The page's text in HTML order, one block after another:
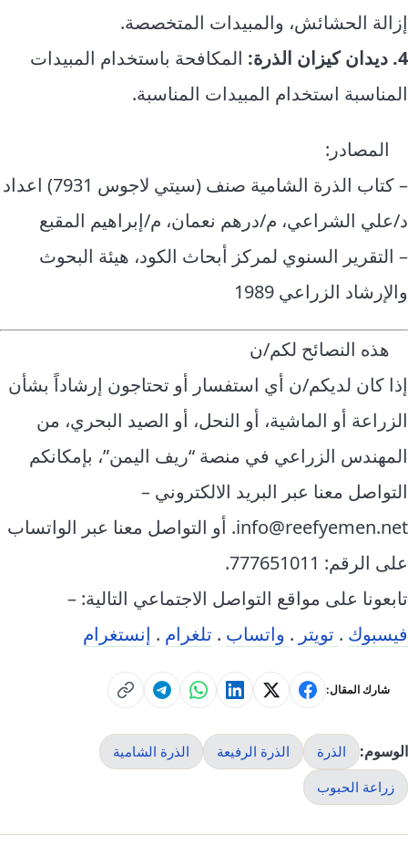
إزالة الحشائش، والمبيدات المتخصصة.
4. ديدان كيزان الذرة:
المكافحة باستخدام المبيدات
المناسبة استخدام المبيدات المناسبة.
المصادر:
– كتاب الذرة الشامية صنف (سيتي لاجوس 7931) اعداد
د/علي الشراعي، م/درهم نعمان، م/إبراهيم المقبع
– التقرير السنوي لمركز أبحاث الكود، هيئة البحوث
والإرشاد الزراعي 1989
هذه النصائح لكم/ن
إذا كان لديكم/ن أي استفسار أو تحتاجون إرشاداً بشأن
الزراعة أو الماشية، أو النحل، أو الصيد البحري، من
المهندس الزراعي في منصة “ريف اليمن”، بإمكانكم
التواصل معنا عبر البريد الالكتروني –
info@reefyemen.net. أو التواصل معنا عبر الواتساب
على الرقم: 777651011.
تابعونا على مواقع التواصل الاجتماعي التالية: –
فيسبوك . تويتر . واتساب . تلغرام . إنستغرام
شارك المقال:
الوسوم: الذرة الذرة الرفيعة
الذرة الشامية
زراعة الحبوب